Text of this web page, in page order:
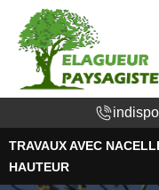
TRAVAUX AVEC
HAUTEUR